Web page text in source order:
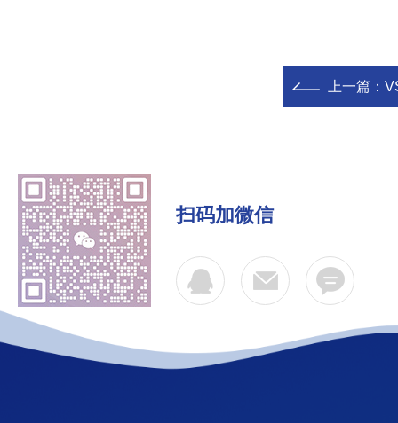
上一篇：
扫码加微信